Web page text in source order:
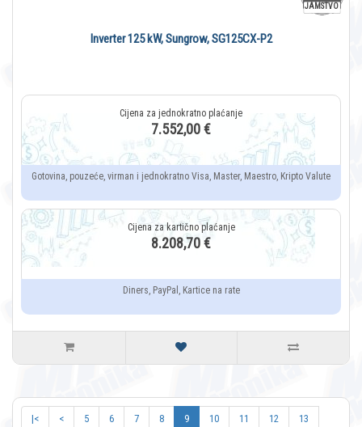
JAMSTVO
Inverter 125 kW, Sungrow, SG125CX-P2
7.552,00 €
Gotovina, pouzeće, virman i jednokratno Visa, Master, Maestro, Kripto Valute
8.208,70 €
Diners, PayPal, Kartice na rate
|< < 5 6 7 8 9 10 11 12 13